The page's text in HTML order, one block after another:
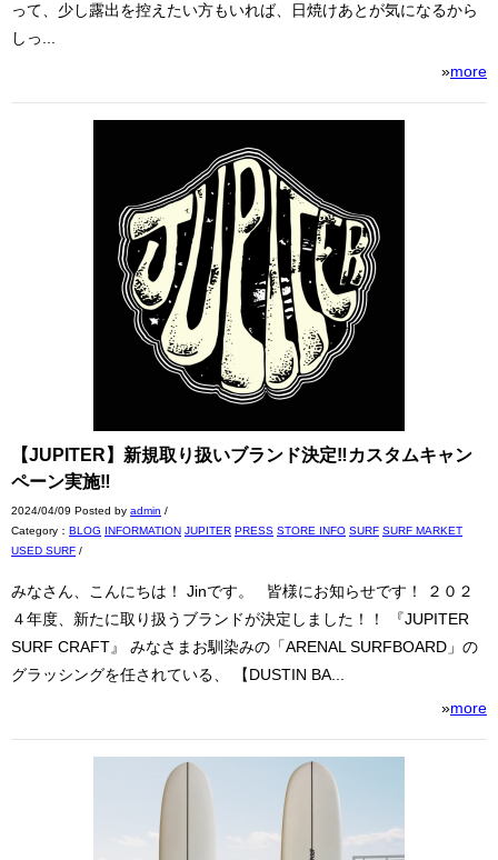
って、少し露出を控えたい方もいれば、日焼けあとが気になるから
しっ...
»more
【JUPITER】新規取り扱いブランド決定‼カスタムキャン
ペーン実施‼
2024/04/09 Posted by admin /
Category： BLOG INFORMATION JUPITER PRESS STORE INFO SURF SURF MARKET
USED SURF /
みなさん、こんにちは！ Jinです。 皆様にお知らせです！ ２０２
４年度、新たに取り扱うブランドが決定しました！！ 『JUPITER
SURF CRAFT』 みなさまお馴染みの「ARENAL SURFBOARD」の
グラッシングを任されている、 【DUSTIN BA...
»more